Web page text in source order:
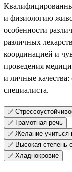
и физиологию
особенности
различных
координацией и
проведения
и личные качества:
специалиста.
✅
✅ Грамотная речь
✅ Желание учиться
✅ Высокая степень
✅ Хладнокровие